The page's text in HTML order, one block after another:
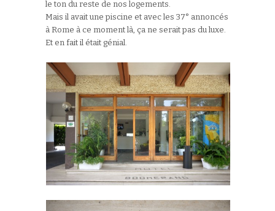
le ton du reste de nos logements.
Mais il avait une piscine et avec les 37° annoncés
à Rome à ce moment là, ça ne serait pas du luxe.
Et en fait il était génial.